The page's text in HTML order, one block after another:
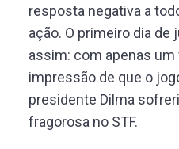
resposta negativa a
ação. O primeiro dia
assim: com apenas
impressão de que o
presidente Dilma
fragorosa no STF.